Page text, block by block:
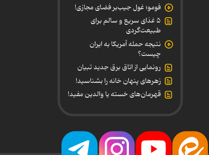
فومو؛ غول جیب‌بر فضای مجازی!
۵ غذای سریع و سالم برای
طبیعت‌گردی
نتیجه حمله آمریکا به ایران
چیست؟
رونمایی از اتاق برق جدید تبیان
زهرهای پنهان خانه را بشناسید!
قهرمان‌های خسته یا والدین مفید!